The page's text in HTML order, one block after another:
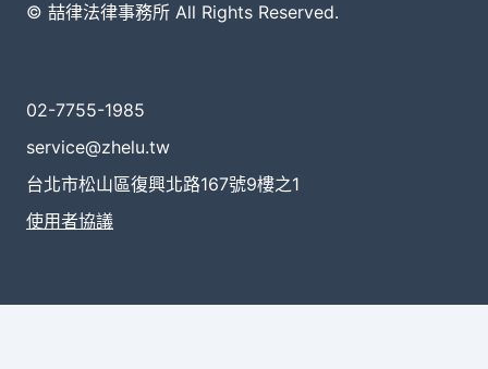
© 喆律法律事務所 All Rights Reserved.
02-7755-1985
service@zhelu.tw
台北市松山區復興北路167號9樓之1
使用者協議